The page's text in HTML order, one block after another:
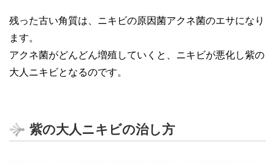
残った古い角質は、ニキビの原因菌アクネ菌のエサになり
ます。
アクネ菌がどんどん増殖していくと、ニキビが悪化し紫の
大人ニキビとなるのです。
紫の大人ニキビの治し方